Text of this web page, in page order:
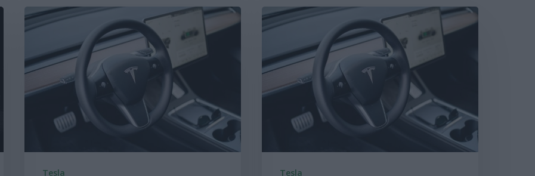
Tesla Tesla